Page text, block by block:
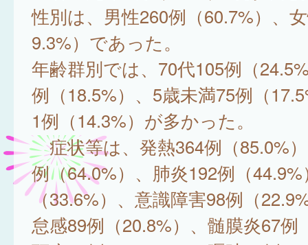
性別は、男性260例（60.7%）、
9.3%）であった。
年齢群別では、70代105例（
例（18.5%）、5歳未満75例（
1例（14.3%）が多かった。
症状等は、発熱364例（85.0%
例（64.0%）、肺炎192例（
（33.6%）、意識障害98例（
怠感89例（20.8%）、髄膜炎67例